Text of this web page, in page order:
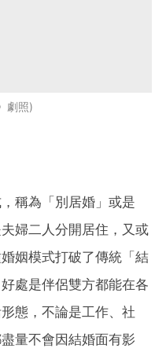
劇照
稱為「別居婚」或是
婦二人分開居住，又或
姻模式打破了傳統「結
處是伴侶雙方都能在各
態，不論是工作、社
量不會因結婚面有影